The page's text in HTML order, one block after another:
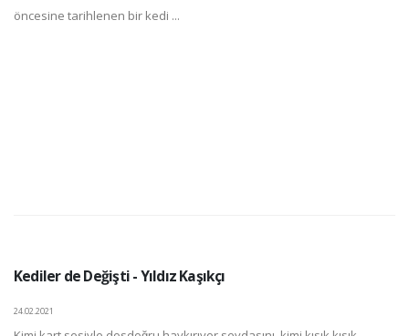
öncesine tarihlenen bir kedi ...
Kediler de Değişti - Yıldız Kaşıkçı
24.02.2021